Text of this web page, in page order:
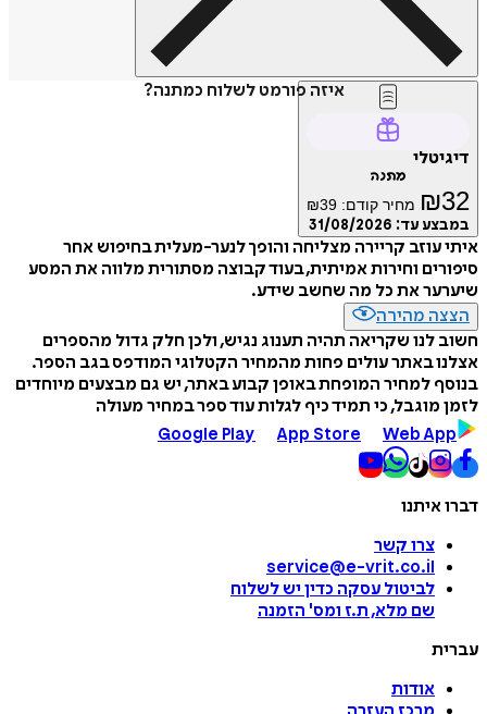
איזה פורמט לשלוח כמתנה?
דיגיטלי
מתנה
₪32 מחיר קודם: ₪39
במבצע עד: 31/08/2026
איתי עוזב קריירה מצליחה והופך לנער-מעלית בחיפוש אחר
סיפורים וחירות אמיתית, בעוד קבוצה מסתורית מלווה את המסע
שיערער את כל מה שחשב שידע.
הצצה מהירה
חשוב לנו שקריאה תהיה תענוג נגיש, ולכן חלק גדול מהספרים
אצלנו באתר עולים פחות מהמחיר הקטלוגי המודפס בגב הספר.
בנוסף למחיר המופחת באופן קבוע באתר, יש גם מבצעים מיוחדים
לזמן מוגבל, כי תמיד כיף לגלות עוד ספר במחיר מעולה
Google Play
App Store Web App
דברו איתנו
צרו קשר
service@e-vrit.co.il
לביטול עסקה כדין יש לשלוח
שם מלא, ת.ז ומס' הזמנה
עברית
אודות